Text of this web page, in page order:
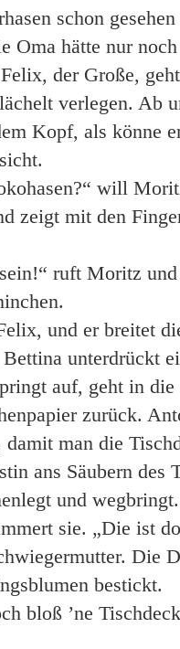
schon
Oma hätte nur
der Große,
verlegen. Ab
Kopf, als könne
will
zeigt mit den
ruft Moritz
und er breitet
unterdrückt
auf, geht in
zurück.
man die
ans Säubern des
und wegbringt.
sie. „Die ist
Die
bestickt.
bloß ’ne